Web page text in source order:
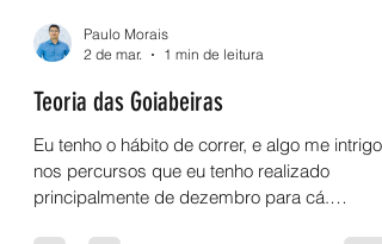
Paulo Morais
Teoria das Goiabeiras
Eu tenho o hábito de correr, e algo me intrigou
nos percursos que eu tenho realizado